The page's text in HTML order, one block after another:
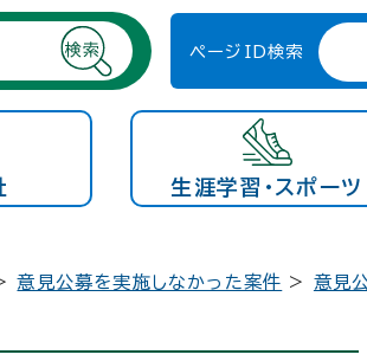
ページID検索
生涯学習・スポーツ
意見公募を実施しなかった案件 > 意見